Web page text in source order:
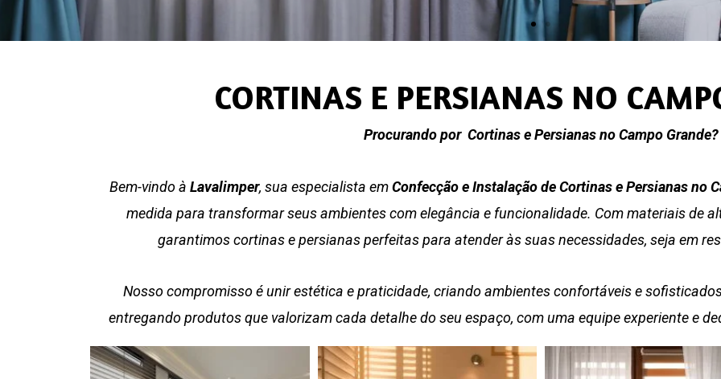
CORTINAS E PERSIANAS NO
Procurando por Cortinas e Persianas no Campo Grande?
Bem-vindo à Lavalimper, sua especialista emConfecção e Instalação de Cortinas e Persianas no
medida para transformar seus ambientes com elegância e funcionalidade. Com materiais de
garantimos cortinas e persianas perfeitas para atender às suas necessidades, seja em
Nosso compromisso é unir estética e praticidade, criando ambientes confortáveis e
entregando produtos que valorizam cada detalhe do seu espaço, com uma equipe experiente e